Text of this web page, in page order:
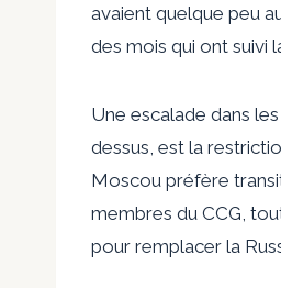
avaient quelque peu
des mois qui ont suivi
Une escalade dans
dessus, est la
Moscou préfère
membres du CCG,
pour remplacer la